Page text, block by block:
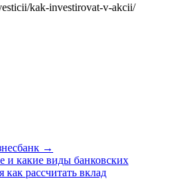
kak-investirovat-v-akcii/
→
и какие виды банковских
рассчитать вклад